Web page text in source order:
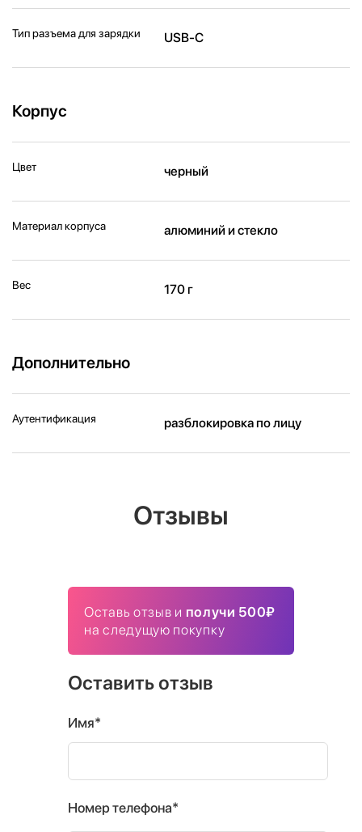
Тип разъема для зарядки USB-C
Корпус
Цвет черный
Материал корпуса алюминий и стекло
Вес 170 г
Дополнительно
Аутентификация разблокировка по лицу
Отзывы
Оставь отзыв и получи 500₽
на следущую покупку
Оставить отзыв
Имя*
Номер телефона*